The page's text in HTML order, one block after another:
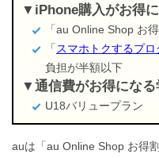
iPhone購入がお得
「au Online Shop お
「 スマホトクするプロ
負担が半額以下
通信費がお得にな
U18バリュープラン
auは「au Online Shop お得